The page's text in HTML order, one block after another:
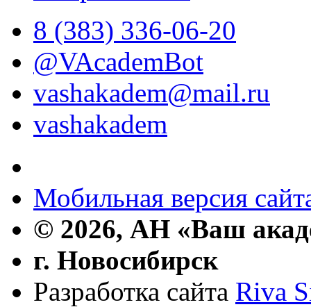
8 (383) 336-06-20
@VAcademBot
vashakadem@mail.ru
vashakadem
Мобильная версия
© 2026, АН «Ваш
г. Новосибирск
Разработка сайта Riva